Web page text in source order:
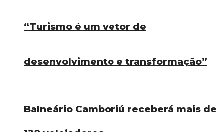
Balneário Camboriú receberá mais de
“Turismo é um vetor de
desenvolvimento e transformação”